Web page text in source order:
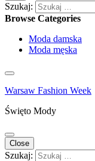
Szukaj:
Browse Categories
Moda damska
Moda męska
Warsaw Fashion Week
Święto Mody
Close
Szukaj: